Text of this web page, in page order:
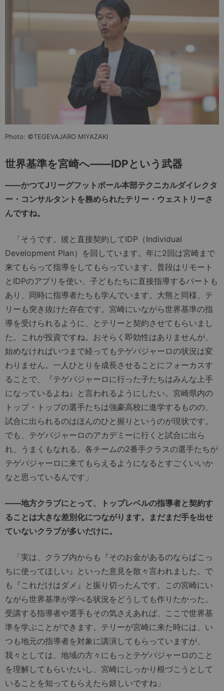
Photo: ©TEGEVAJARO MIYAZAKI
世界基準を宮崎へ――IDPという武器
――かつてJリーグフットボール本部テクニカルダイレクタ
ー・コンサルタントを務められたテリー・ウェストリーさ
んですね。
「そうです。彼と直接契約してIDP（Individual
Development Plan）を回しています。年に2回は宮崎まで
来てもらって指導をしてもらっています。普段はリモート
とIDPのアプリを使い、子どもたちに直接指導するパートも
あり、同時に指導者たちも学んでいます。大熊と同様、テ
リーも突き抜けた存在です。宮崎にいながら世界基準の指
導を受けられるように、とテリーと契約させてもらいまし
た。これが投資ですね。おそらく即効性はありませんが、
始めなければいつまで経ってもテゲバジャーロの状況は変
わりません。一人ひとりを成長させることにフォーカスす
ることで、『テゲバジャーロに行った子たちはみんな上手
になっているよね』と言われるようにしたい。宮崎県内の
トップ・トップの選手たちは強豪高校に進学するものの、
試合に出られるのはほんのひと握りというのが現状です。
でも、テゲバジャーロのアカデミーに行くと試合に出ら
れ、うまくもなれる。各チームの2番手クラスの選手たちが
テゲバジャーロに来てもらえるようになるとすごくいいか
なと思っているんです」
――地方クラブにとって、トップレベルの指導者と契約す
ることは大きな差別化につながります。まだまだ手を出せ
ていないクラブが多いだけに。
「実は、クラブ内からも『そのお金があるのならばこっ
ちに使ってほしい』といった意見を散々言われました。で
も『これだけはダメ』と振り切ったんです。この宮崎にい
ながら世界基準が学べる状況をどうしても作りたかった。
受講する指導者や選手もその気さえあれば、ここで世界基
準を学ぶことができます。テリーが宮崎に来た時には、い
つも地元の指導者を対象に講演してもらっていますが、
我々としては、地域の方々にもっとテゲバジャーロのこと
を理解してもらいたいし、宮崎にしっかり根づこうとして
いることを知ってもらえたら嬉しいですね」